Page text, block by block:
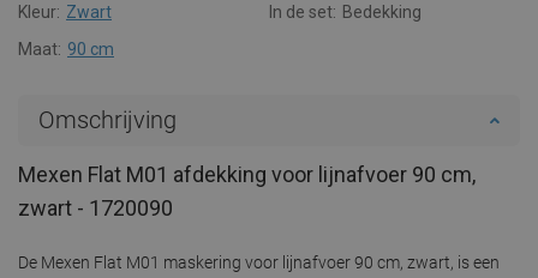
Kleur: Zwart In de set: Bedekking
Maat: 90 cm
Omschrijving
Mexen Flat M01 afdekking voor lijnafvoer 90 cm,
zwart - 1720090
De Mexen Flat M01 maskering voor lijnafvoer 90 cm, zwart, is een